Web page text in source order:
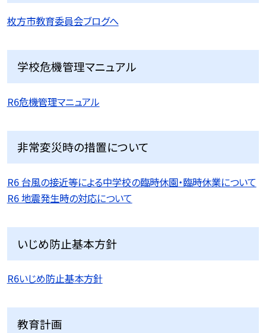
枚方市教育委員会ブログへ
学校危機管理マニュアル
R6危機管理マニュアル
非常変災時の措置について
R6 台風の接近等による中学校の臨時休園・臨時休業について
R6 地震発生時の対応について
いじめ防止基本方針
R6いじめ防止基本方針
教育計画